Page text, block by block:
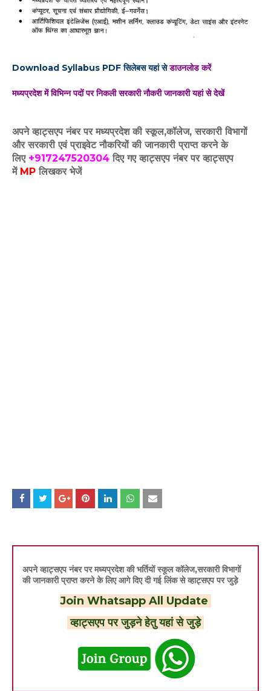
Download Syllabus PDF सिलेबस यहां सेडाउनलोड करें
मध्यप्रदेश में विभिन्न पदों पर निकली सरकारी नौकरी जानकारी यहां से देखें
अपने व्हाट्सएप नंबर पर मध्यप्रदेश की स्कूल,कॉलेज, सरकारी विभागों
और सरकारी एवं प्राइवेट नौकरियों की जानकारी प्राप्त करने के
लिए +917247520304 दिए गएव्हाट्सएपनंबर पर व्हाट्सएप
में MP लिखकर भेजें
अपने व्हाट्सएप नंबर पर मध्यप्रदेश की भर्तियों स्कूल कॉलेज,सरकारी विभागों
की जानकारी प्राप्त करने के लिए आगे दिए दी गई लिंक से व्हाट्सएप पर जुड़े
Join Whatsapp All Update
व्हाट्सएप पर जुड़ने हेतु यहां से जुड़े